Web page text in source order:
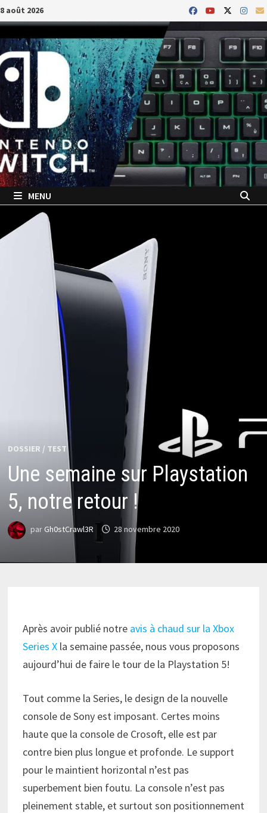
Passer
au
contenu
8 août 2026
MENU
DOSSIER / TEST
Une semaine sur Playstation
5, notre retour !
parGh0stCrawl3R 28 novembre 2020
Après avoir publié notre avis à chaud sur la Xbox
Series Xla semaine passée, nous vous proposons
aujourd’hui de faire le tour de la Playstation 5!
Tout comme la Series, le design de la nouvelle
console de Sony est imposant. Certes moins
haute que la console de Crosoft, elle est par
contre bien plus longue et profonde. Le support
pour le maintient horizontal n’est pas
superbement bien foutu. La console n’est pas
pleinement stable, et surtout son positionnement